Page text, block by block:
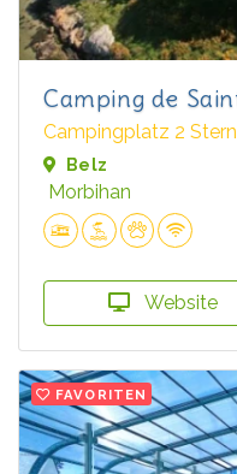
Camping de
Campingplatz 2
Belz
Morbihan
Website
FAVORITEN